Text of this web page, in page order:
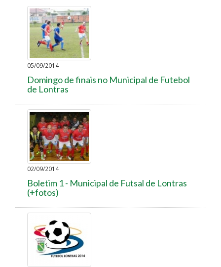
05/09/2014
Domingo de finais no Municipal de Futebol
de Lontras
02/09/2014
Boletim 1 - Municipal de Futsal de Lontras
(+fotos)